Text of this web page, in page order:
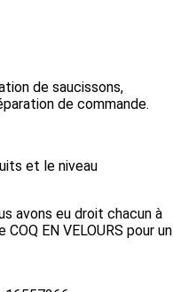
de saucissons,
de commande.
et le niveau
avons eu droit chacun à
EN VELOURS pour un